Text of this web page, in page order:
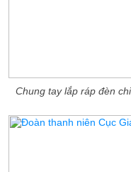
Chung tay lắp ráp đèn